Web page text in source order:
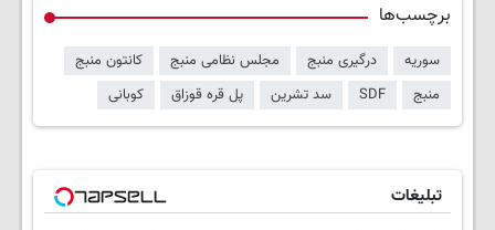
برچسب‌ها
سوریه درگیری منبج مجلس نظامی منبج
کانتون منبج
منبج
SDF سد تشرین پل قره قوزاق کوبانی
تبلیغات